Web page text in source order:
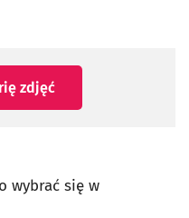
zdjęć
wybrać się w